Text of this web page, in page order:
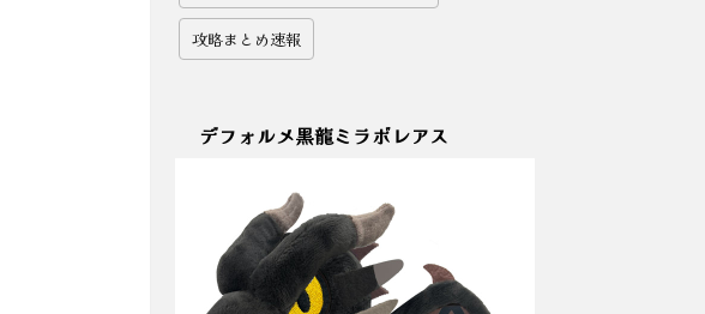
攻略まとめ速報
デフォルメ黒龍ミラボレアス